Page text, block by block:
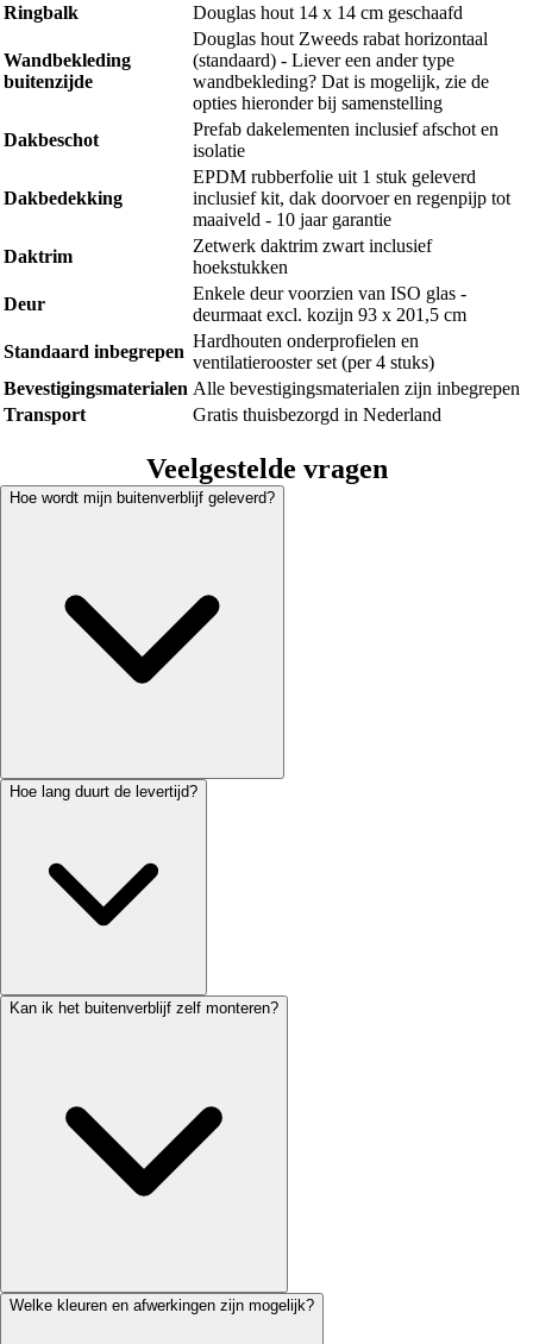
Ringbalk
Douglas hout 14 x 14 cm geschaafd
Wandbekleding
buitenzijde
Douglas hout Zweeds rabat horizontaal
(standaard) - Liever een ander type
wandbekleding? Dat is mogelijk, zie de
opties hieronder bij samenstelling
Dakbeschot
Prefab dakelementen inclusief afschot en
isolatie
Dakbedekking
EPDM rubberfolie uit 1 stuk geleverd
inclusief kit, dak doorvoer en regenpijp tot
maaiveld - 10 jaar garantie
Daktrim
Zetwerk daktrim zwart inclusief
hoekstukken
Deur
Enkele deur voorzien van ISO glas -
deurmaat excl. kozijn 93 x 201,5 cm
Standaard inbegrepen
Hardhouten onderprofielen en
ventilatierooster set (per 4 stuks)
Bevestigingsmaterialen Alle bevestigingsmaterialen zijn inbegrepen
Transport
Gratis thuisbezorgd in Nederland
Veelgestelde vragen
Hoe wordt mijn buitenverblijf geleverd?
Hoe lang duurt de levertijd?
Kan ik het buitenverblijf zelf monteren?
Welke kleuren en afwerkingen zijn mogelijk?